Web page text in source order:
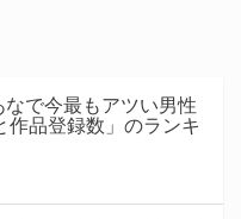
なで今最もアツい男性
作品登録数」のランキ